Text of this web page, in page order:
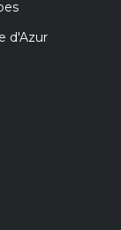
d'Azur